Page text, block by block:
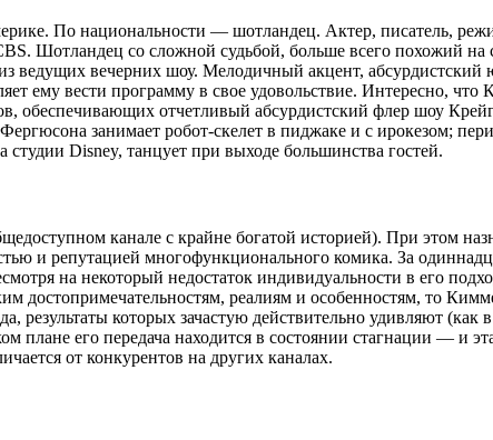
По национальности — шотландец. Актер, писатель,
Шотландец со сложной судьбой, больше всего похожий на
ведущих вечерних шоу. Мелодичный акцент,
ему вести программу в свое удовольствие. Интересно,
обеспечивающих отчетливый абсурдистский флер шоу
занимает робот-скелет в пиджаке и с ирокезом;
Disney, танцует при выходе большинства гостей.
канале с крайне богатой историей). При этом
и репутацией многофункционального комика. За
на некоторый недостаток индивидуальности в его
реалиям и особенностям, то
результаты которых зачастую действительно удивляют (как
его передача находится в состоянии стагнации — и
от конкурентов на других каналах.